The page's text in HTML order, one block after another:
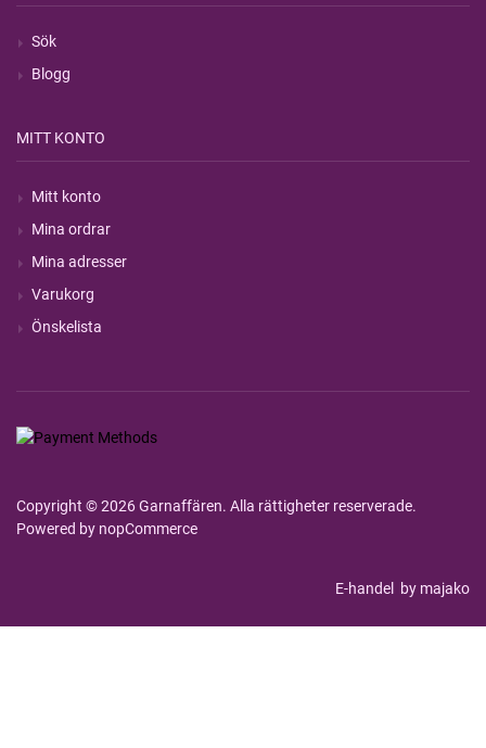
Sök
Blogg
MITT KONTO
Mitt konto
Mina ordrar
Mina adresser
Varukorg
Önskelista
Copyright © 2026 Garnaffären. Alla rättigheter reserverade.
Powered by nopCommerce
E-handel by majako